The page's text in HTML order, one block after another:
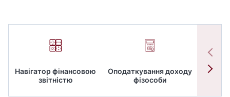
Навігатор фінансовою
звітністю
Оподаткування доходу
фізособи